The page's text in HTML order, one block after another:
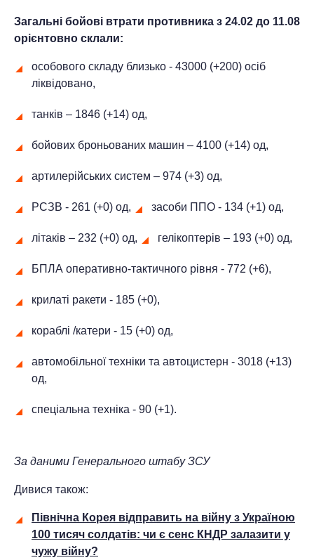
Загальні бойові втрати противника з 24.02 до 11.08
орієнтовно склали:
особового складу близько - 43000 (+200) осіб
ліквідовано,
танків – 1846 (+14) од,
бойових броньованих машин ‒ 4100 (+14) од,
артилерійських систем – 974 (+3) од,
РСЗВ - 261 (+0) од, засоби ППО - 134 (+1) од,
літаків – 232 (+0) од, гелікоптерів – 193 (+0) од,
БПЛА оперативно-тактичного рівня - 772 (+6),
крилаті ракети - 185 (+0),
кораблі /катери - 15 (+0) од,
автомобільної техніки та автоцистерн - 3018 (+13)
од,
спеціальна техніка - 90 (+1).
За даними Генерального штабу ЗСУ
Дивися також:
Північна Корея відправить на війну з Україною
100 тисяч солдатів: чи є сенс КНДР залазити у
чужу війну?